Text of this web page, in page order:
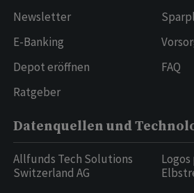
Newsletter
E-Banking
Depot eröffnen
Ratgeber
FAQ
Datenquellen und
Allfunds Tech Solutions
Switzerland AG